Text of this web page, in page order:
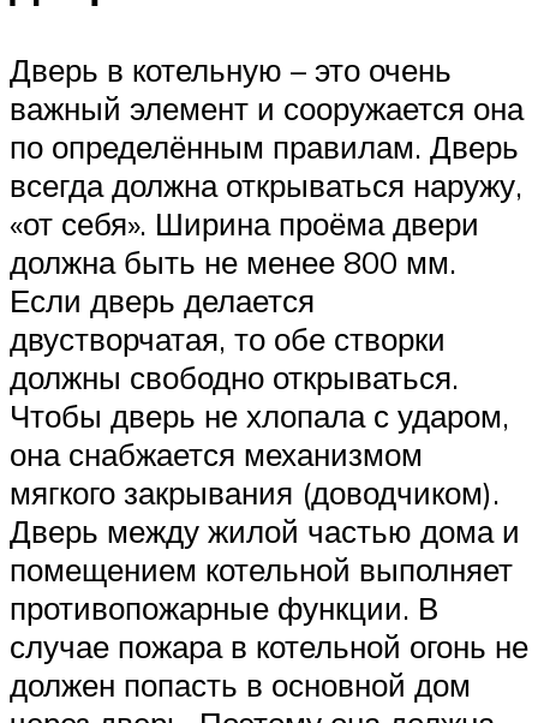
Дверь в котельную – это очень
важный элемент и сооружается она
по определённым правилам. Дверь
всегда должна открываться наружу,
«от себя». Ширина проёма двери
должна быть не менее 800 мм.
Если дверь делается
двустворчатая, то обе створки
должны свободно открываться.
Чтобы дверь не хлопала с ударом,
она снабжается механизмом
мягкого закрывания (доводчиком).
Дверь между жилой частью дома и
помещением котельной выполняет
противопожарные функции. В
случае пожара в котельной огонь не
должен попасть в основной дом